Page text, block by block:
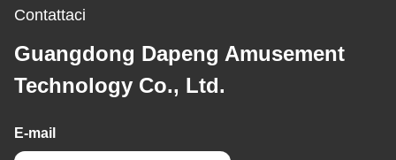
Contattaci
Guangdong Dapeng Amusement
Technology Co., Ltd.
E-mail